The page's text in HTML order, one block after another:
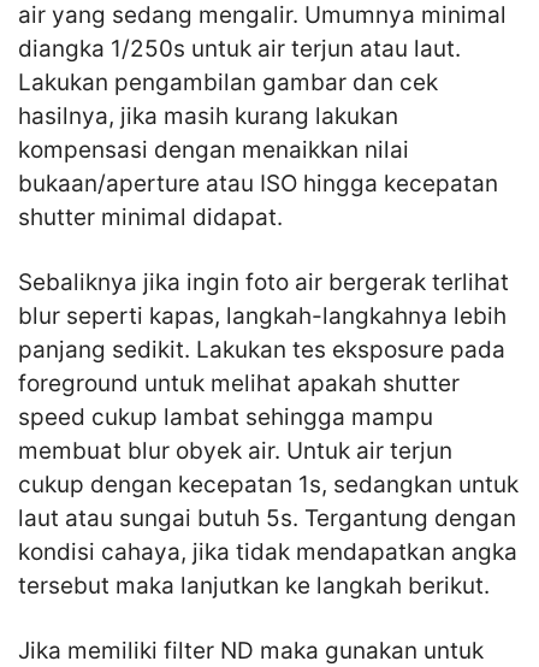
air yang sedang mengalir. Umumnya minimal
diangka 1/250s untuk air terjun atau laut.
Lakukan pengambilan gambar dan cek
hasilnya, jika masih kurang lakukan
kompensasi dengan menaikkan nilai
bukaan/aperture atau ISO hingga kecepatan
shutter minimal didapat.
Sebaliknya jika ingin foto air bergerak terlihat
blur seperti kapas, langkah-langkahnya lebih
panjang sedikit. Lakukan tes eksposure pada
foreground untuk melihat apakah shutter
speed cukup lambat sehingga mampu
membuat blur obyek air. Untuk air terjun
cukup dengan kecepatan 1s, sedangkan untuk
laut atau sungai butuh 5s. Tergantung dengan
kondisi cahaya, jika tidak mendapatkan angka
tersebut maka lanjutkan ke langkah berikut.
Jika memiliki filter ND maka gunakan untuk